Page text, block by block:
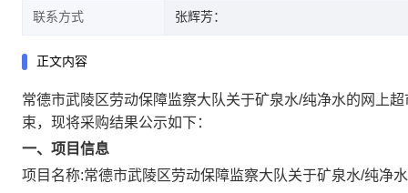
联系方式 张辉芳：
正文内容
常德市武陵区劳动保障监察大队关于矿泉水/纯净水的网上
束，现将采购结果公示如下：
一、项目信息
项目名称:常德市武陵区劳动保障监察大队关于矿泉水/纯净